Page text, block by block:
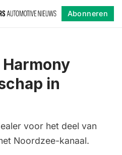
Abonneren
in
voor het deel van
Noordzee-kanaal.